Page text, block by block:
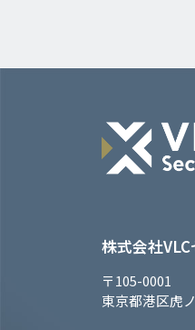
株式会社
〒105-0001
東京都港区虎